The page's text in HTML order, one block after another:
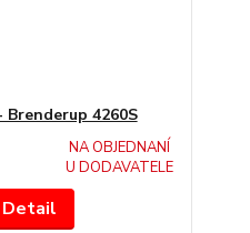
4260S
NA OBJEDNANÍ
U DODAVATELE
Detail